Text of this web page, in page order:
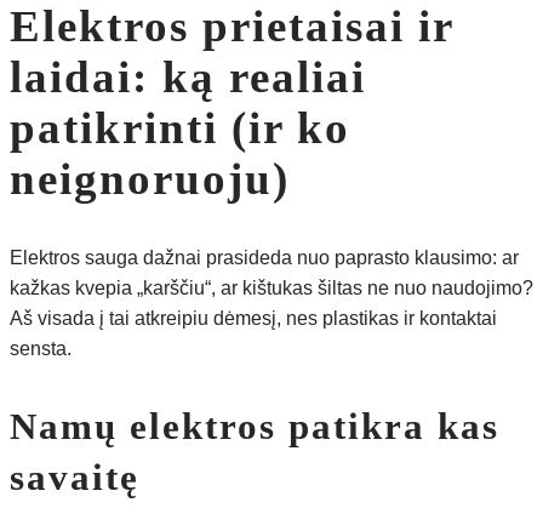
Elektros prietaisai ir
laidai: ką realiai
patikrinti (ir ko
neignoruoju)
Elektros sauga dažnai prasideda nuo paprasto klausimo: ar
kažkas kvepia „karščiu“, ar kištukas šiltas ne nuo naudojimo?
Aš visada į tai atkreipiu dėmesį, nes plastikas ir kontaktai
sensta.
Namų elektros patikra kas
savaitę